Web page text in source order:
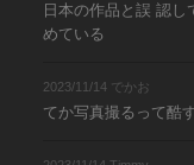
日本の作品と誤 認
めている
2023/11/14 でかお
てか写真撮るって酷